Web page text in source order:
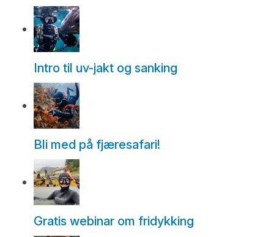
Intro til uv-jakt og sanking
Bli med på fjæresafari!
Gratis webinar om fridykking